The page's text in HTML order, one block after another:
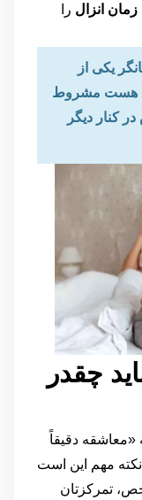
انزال را
یکی از
هست مشروط
کنار دیگر
چقدر
دقیقاً
مهم این است
تمرکزتان